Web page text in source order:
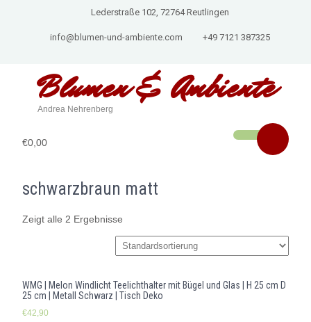
Lederstraße 102, 72764 Reutlingen
info@blumen-und-ambiente.com +49 7121 387325
Blumen & Ambiente
Andrea Nehrenberg
€0,00
schwarzbraun matt
Zeigt alle 2 Ergebnisse
WMG | Melon Windlicht Teelichthalter mit Bügel und Glas | H 25 cm D
25 cm | Metall Schwarz | Tisch Deko
€42,90